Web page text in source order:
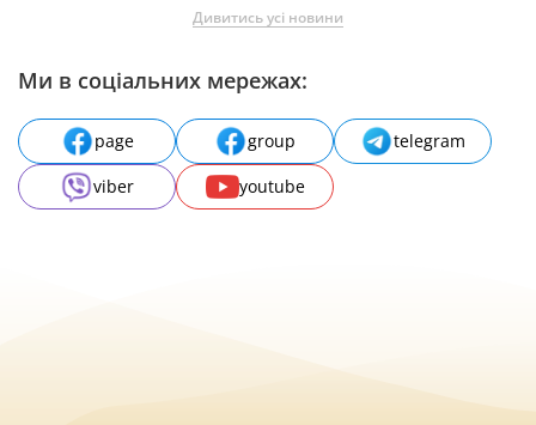
Дивитись усі новини
Ми в соціальних мережах:
page group
telegram
viber
youtube